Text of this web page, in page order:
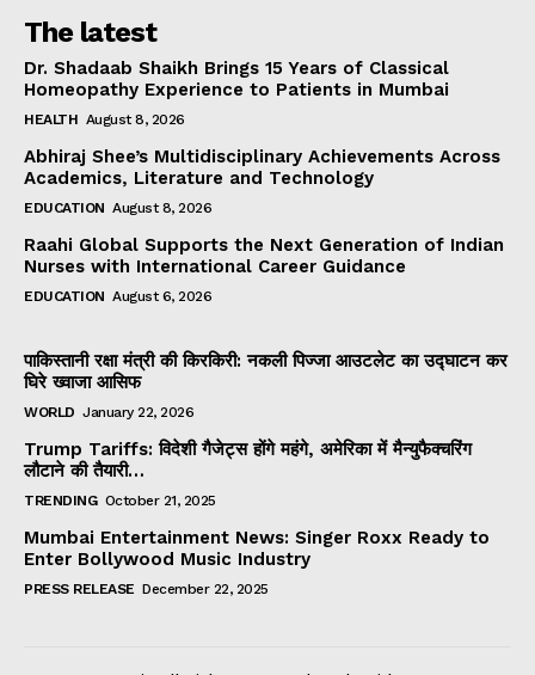
The latest
Dr. Shadaab Shaikh Brings 15 Years of Classical
Homeopathy Experience to Patients in Mumbai
HEALTH August 8, 2026
Abhiraj Shee’s Multidisciplinary Achievements Across
Academics, Literature and Technology
EDUCATION August 8, 2026
Raahi Global Supports the Next Generation of Indian
Nurses with International Career Guidance
EDUCATION August 6, 2026
पाकिस्तानी रक्षा मंत्री की किरकिरी: नकली पिज्जा आउटलेट का उद्घाटन कर
घिरे ख्वाजा आसिफ
WORLD January 22, 2026
Trump Tariffs: विदेशी गैजेट्स होंगे महंगे, अमेरिका में मैन्युफैक्चरिंग
लौटाने की तैयारी…
TRENDING October 21, 2025
Mumbai Entertainment News: Singer Roxx Ready to
Enter Bollywood Music Industry
PRESS RELEASE December 22, 2025